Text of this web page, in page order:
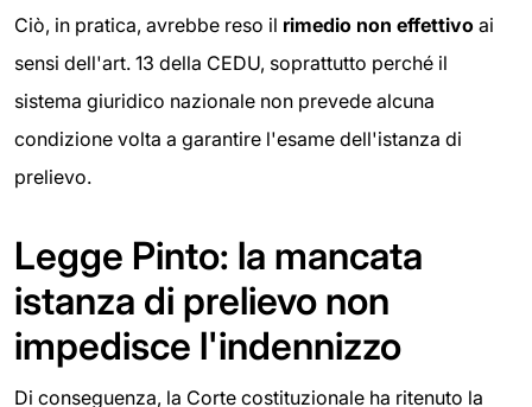
Ciò, in pratica, avrebbe reso il rimedio non effettivo ai
sensi dell'art. 13 della CEDU, soprattutto perché il
sistema giuridico nazionale non prevede alcuna
condizione volta a garantire l'esame dell'istanza di
prelievo.
Legge Pinto: la mancata
istanza di prelievo non
impedisce l'indennizzo
Di conseguenza, la Corte costituzionale ha ritenuto la